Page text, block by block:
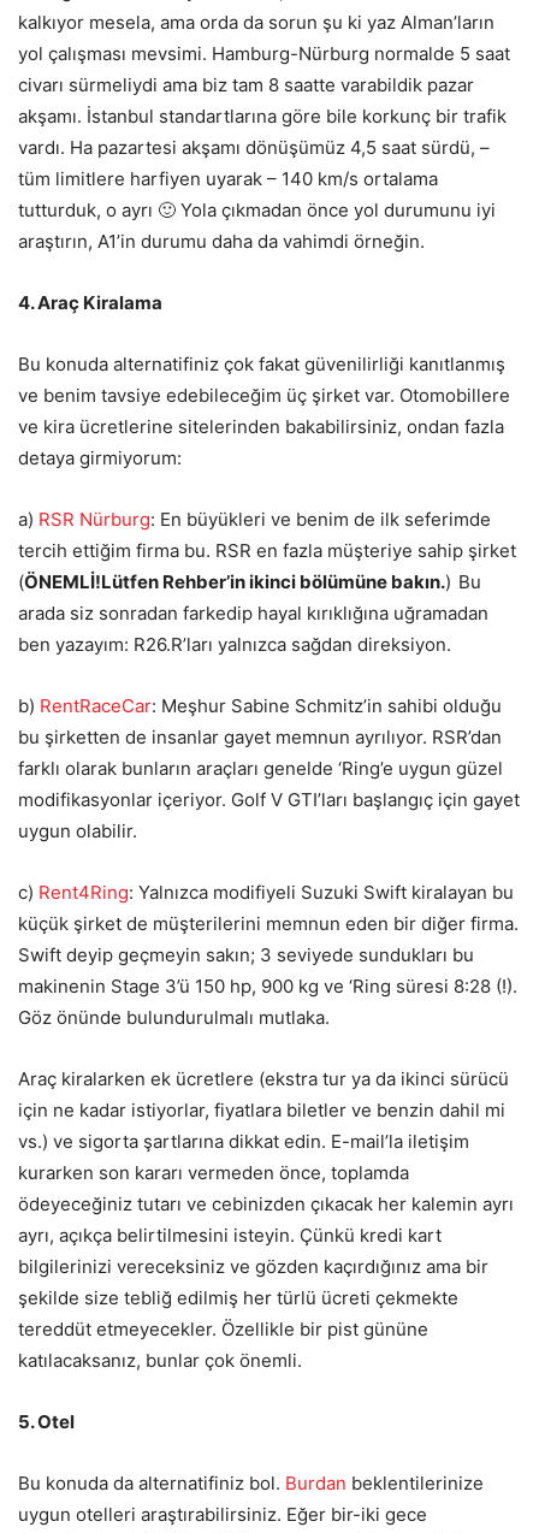
kalkıyor mesela, ama orda da sorun şu ki yaz Alman’ların
yol çalışması mevsimi. Hamburg-Nürburg normalde 5 saat
civarı sürmeliydi ama biz tam 8 saatte varabildik pazar
akşamı. İstanbul standartlarına göre bile korkunç bir trafik
vardı. Ha pazartesi akşamı dönüşümüz 4,5 saat sürdü, –
tüm limitlere harfiyen uyarak – 140 km/s ortalama
tutturduk, o ayrı 🙂 Yola çıkmadan önce yol durumunu iyi
araştırın, A1’in durumu daha da vahimdi örneğin.
4. Araç Kiralama
Bu konuda alternatifiniz çok fakat güvenilirliği kanıtlanmış
ve benim tavsiye edebileceğim üç şirket var. Otomobillere
ve kira ücretlerine sitelerinden bakabilirsiniz, ondan fazla
detaya girmiyorum:
a) RSR Nürburg: En büyükleri ve benim de ilk seferimde
tercih ettiğim firma bu. RSR en fazla müşteriye sahip şirket
(ÖNEMLİ!Lütfen Rehber’in ikinci bölümüne bakın.) Bu
arada siz sonradan farkedip hayal kırıklığına uğramadan
ben yazayım: R26.R’ları yalnızca sağdan direksiyon.
b) RentRaceCar: Meşhur Sabine Schmitz’in sahibi olduğu
bu şirketten de insanlar gayet memnun ayrılıyor. RSR’dan
farklı olarak bunların araçları genelde ‘Ring’e uygun güzel
modifikasyonlar içeriyor. Golf V GTI’ları başlangıç için gayet
uygun olabilir.
c) Rent4Ring: Yalnızca modifiyeli Suzuki Swift kiralayan bu
küçük şirket de müşterilerini memnun eden bir diğer firma.
Swift deyip geçmeyin sakın; 3 seviyede sundukları bu
makinenin Stage 3’ü 150 hp, 900 kg ve ‘Ring süresi 8:28 (!).
Göz önünde bulundurulmalı mutlaka.
Araç kiralarken ek ücretlere (ekstra tur ya da ikinci sürücü
için ne kadar istiyorlar, fiyatlara biletler ve benzin dahil mi
vs.) ve sigorta şartlarına dikkat edin. E-mail’la iletişim
kurarken son kararı vermeden önce, toplamda
ödeyeceğiniz tutarı ve cebinizden çıkacak her kalemin ayrı
ayrı, açıkça belirtilmesini isteyin. Çünkü kredi kart
bilgilerinizi vereceksiniz ve gözden kaçırdığınız ama bir
şekilde size tebliğ edilmiş her türlü ücreti çekmekte
tereddüt etmeyecekler. Özellikle bir pist gününe
katılacaksanız, bunlar çok önemli.
5. Otel
Bu konuda da alternatifiniz bol. Burdan beklentilerinize
uygun otelleri araştırabilirsiniz. Eğer bir-iki gece